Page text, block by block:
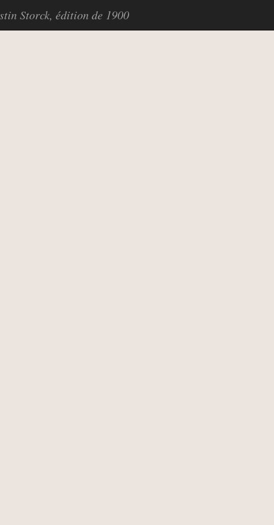
Storck, édition de 1900